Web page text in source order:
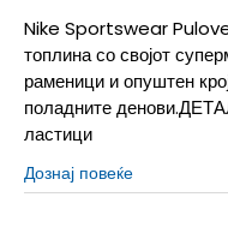
Nike Sportswear
топлина со својот
раменици и опуштен
поладните
ластици
Дознај повеќе